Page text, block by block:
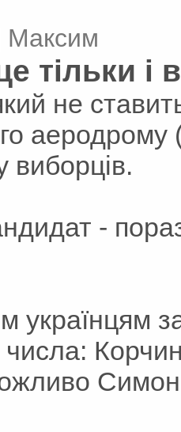
Максим
тільки і
не
аеродрому
виборців.
-
українцям